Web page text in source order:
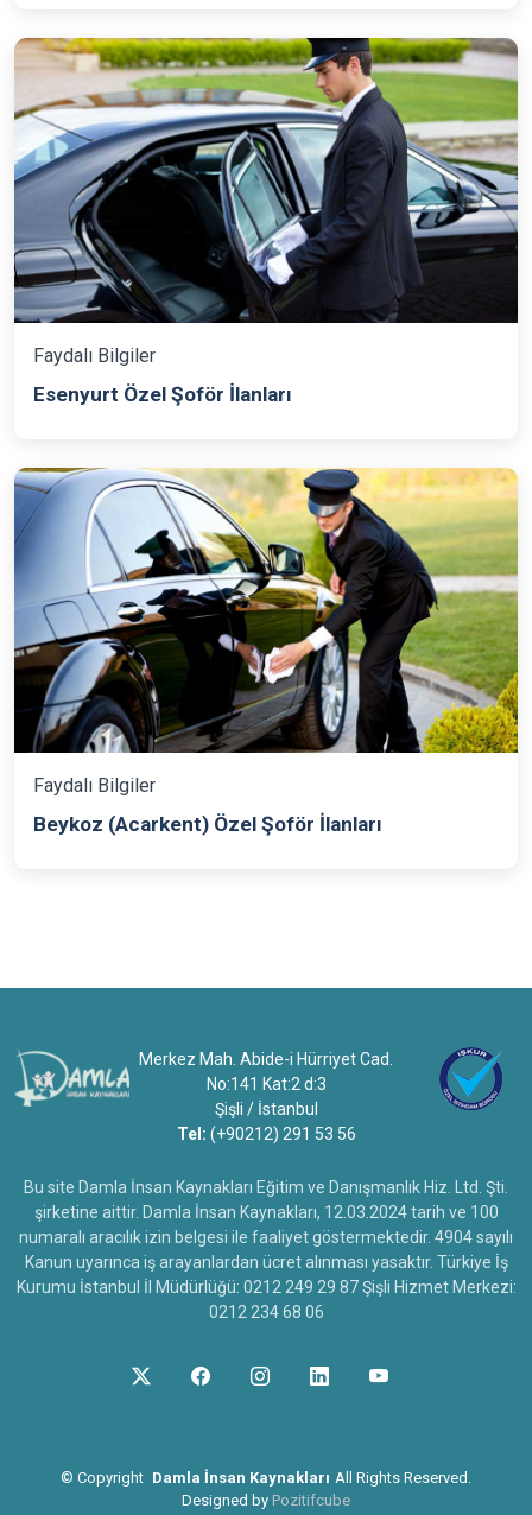
Faydalı Bilgiler
Esenyurt Özel Şoför İlanları
Faydalı Bilgiler
Beykoz (Acarkent) Özel Şoför İlanları
Merkez Mah. Abide-i Hürriyet Cad.
No:141 Kat:2 d:3
Şişli / İstanbul
Tel: (+90212) 291 53 56
Bu site Damla İnsan Kaynakları Eğitim ve Danışmanlık Hiz. Ltd. Şti.
şirketine aittir. Damla İnsan Kaynakları, 12.03.2024 tarih ve 100
numaralı aracılık izin belgesi ile faaliyet göstermektedir. 4904 sayılı
Kanun uyarınca iş arayanlardan ücret alınması yasaktır. Türkiye İş
Kurumu İstanbul İl Müdürlüğü: 0212 249 29 87 Şişli Hizmet Merkezi:
0212 234 68 06
© Copyright Damla İnsan Kaynakları All Rights Reserved.
Designed by Pozitifcube